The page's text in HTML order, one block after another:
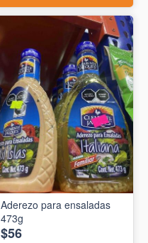
Aderezo para ensaladas
473g
$56